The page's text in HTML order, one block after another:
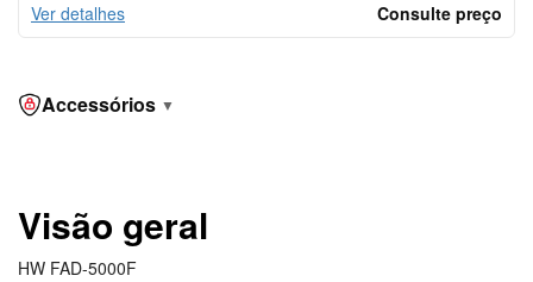
Ver detalhes Consulte preço
Accessórios ▼
Visão geral
HW FAD-5000F